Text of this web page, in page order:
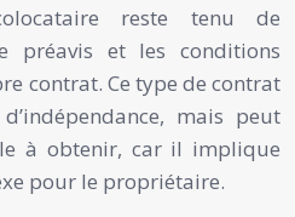
reste tenu de
préavis et les conditions
contrat. Ce type de contrat
mais peut
à obtenir, car il implique
pour le propriétaire.